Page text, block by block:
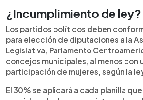
¿Incumplimiento de ley?
Los partidos políticos deben
para elección de diputaciones a la
Legislativa, Parlamento
concejos municipales, al menos con
participación de mujeres, según la
El 30% se aplicará a cada planilla